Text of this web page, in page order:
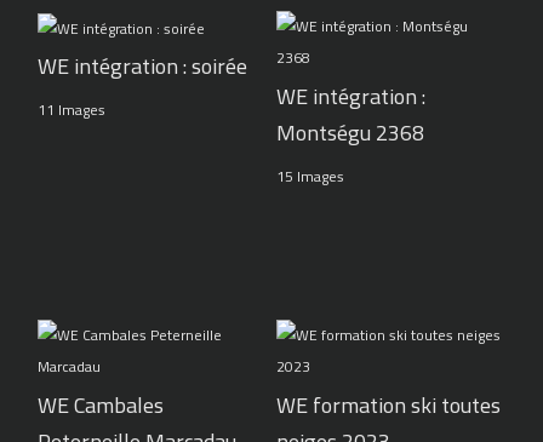
WE intégration : soirée
11 Images
WE intégration :
Montségu 2368
15 Images
WE Cambales
WE formation ski toutes